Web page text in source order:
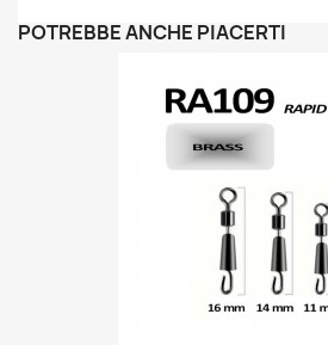
POTREBBE ANCHE PIACERTI